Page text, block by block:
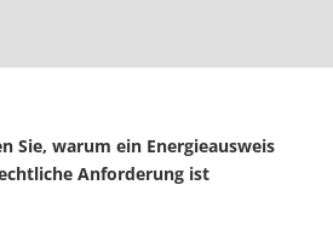
Sie, warum ein Energieausweis
Anforderung ist